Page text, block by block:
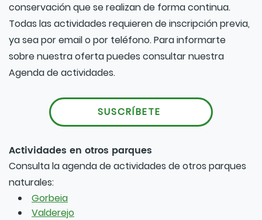
conservación que se realizan de forma continua.
Todas las actividades requieren de inscripción previa,
ya sea por email o por teléfono. Para informarte
sobre nuestra oferta puedes consultar nuestra
Agenda de actividades.
SUSCRÍBETE
Actividades en otros parques
Consulta la agenda de actividades de otros parques
naturales:
Gorbeia
Valderejo